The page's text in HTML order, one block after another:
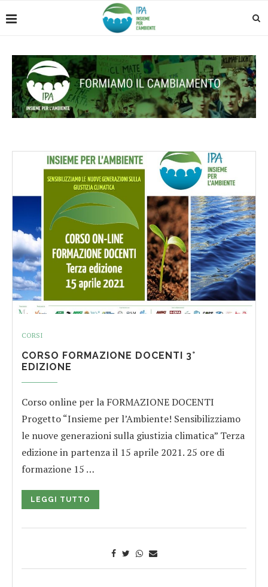
CORSI
CORSO FORMAZIONE DOCENTI 3°
EDIZIONE
Corso online per la FORMAZIONE DOCENTI
Progetto “Insieme per l’Ambiente! Sensibilizziamo
le nuove generazioni sulla giustizia climatica” Terza
edizione in partenza il 15 aprile 2021. 25 ore di
formazione 15 …
LEGGI TUTTO